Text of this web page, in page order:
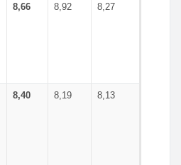
8,66 8,92 8,27
8,40 8,19 8,13